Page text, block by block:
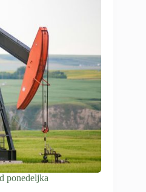
ponedeljka